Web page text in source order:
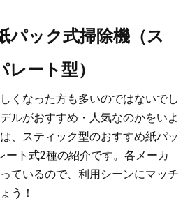
パック式掃除機（ス
ート型）
くなった方も多いのではないでし
ルがおすすめ・人気なのかをいよ
、スティック型のおすすめ紙パッ
ート式2種の紹介です。各メーカ
ているので、利用シーンにマッチ
う！